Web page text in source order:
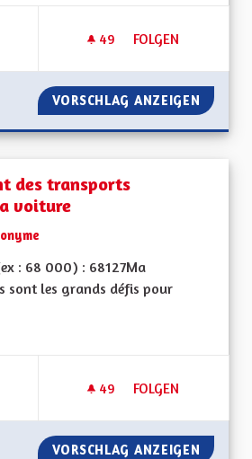
49 49 FOLLOWER
FOLGEN
DÉFENDRE L'
VORSCHLAG ANZEIGEN
des transports
voiture
: 68 000) : 68127Ma
sont les grands défis pour
49 49 FOLLOWER
FOLGEN
DÉVELOPPEMENT
VORSCHLAG ANZEIGEN